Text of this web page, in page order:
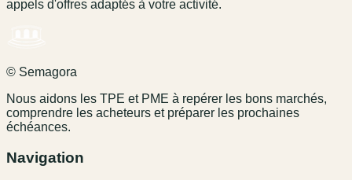
appels d'offres adaptés à votre activité.
© Semagora
Nous aidons les TPE et PME à repérer les bons marchés,
comprendre les acheteurs et préparer les prochaines
échéances.
Navigation